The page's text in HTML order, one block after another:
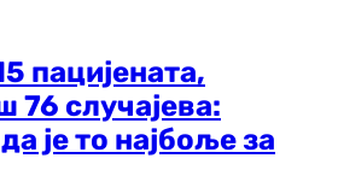
пацијената,
76 случајева:
је то најбоље за